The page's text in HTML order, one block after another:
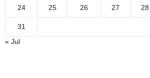
24 25 26 27 28
31
« Jul